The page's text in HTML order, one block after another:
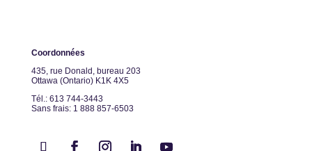
Coordonnées
435, rue Donald, bureau 203
Ottawa (Ontario) K1K 4X5
Tél.: 613 744-3443
Sans frais: 1 888 857-6503